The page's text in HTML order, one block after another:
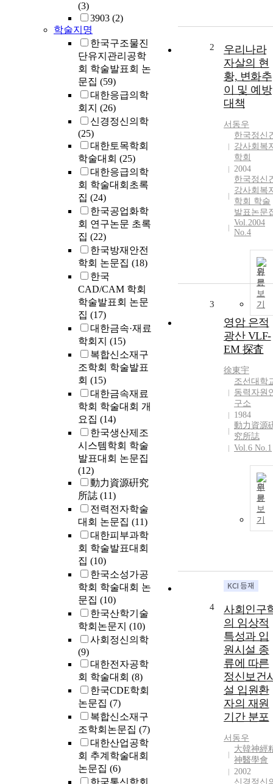
(3)
3903 (2)
학술지명
한국구조물진
단유지관리공학
회 학술발표회 논
문집 (59)
대한응급의학
회지 (26)
신경정신의학
(25)
대한토목학회
학술대회 (25)
대한응급의학
회 학술대회초록
집 (24)
한국공업화학
회 연구논문 초록
집 (22)
한국방재안전
학회 논문집 (18)
한국
CAD/CAM 학회
학술발표회 논문
집 (17)
대한금속·재료
학회지 (15)
복합신소재구
조학회 학술발표
회 (15)
대한금속재료
학회 학술대회 개
요집 (14)
한국생산제조
시스템학회 학술
발표대회 논문집
(12)
動力資源硏究
所誌 (11)
전력전자학술
대회 논문집 (11)
대한피부과학
회 학술발표대회
집 (10)
한국소성가공
학회 학술대회 논
문집 (10)
한국산학기술
학회논문지 (10)
사회정신의학
(9)
대한전자공학
회 학술대회 (8)
한국CDE학회
논문집 (7)
복합신소재구
조학회논문집 (7)
대한산업공학
회 추계학술대회
논문집 (6)
2
우리나라
자살의 현
황, 변화추
이 및 예방
대책
서동우
한국정신
강사회복
학회
2004
한국정신
강사회복
학회 학술
발표논문
Vol.2004
No.4
원
문
보
기
3
영암 은적
광산 VLF-
EM 探査
徐東宇
조선대학
동력자원
구소
1984
動力資源
究所誌
Vol.6 No.1
원
문
보
기
4
사회인구
의 임상적
특성과 입
원시설 종
류에 따른
정신보건
설 입원환
자의 재원
기간 분포
서동우
大韓神經
神醫學會
2002
신경정신